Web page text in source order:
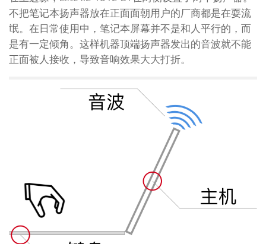
不把笔记本扬声器放在正面面朝用户的厂商都是在耍流
氓。在日常使用中，笔记本屏幕并不是和人平行的，而
是有一定倾角。这样机器顶端扬声器发出的音波就不能
正面被人接收，导致音响效果大大打折。